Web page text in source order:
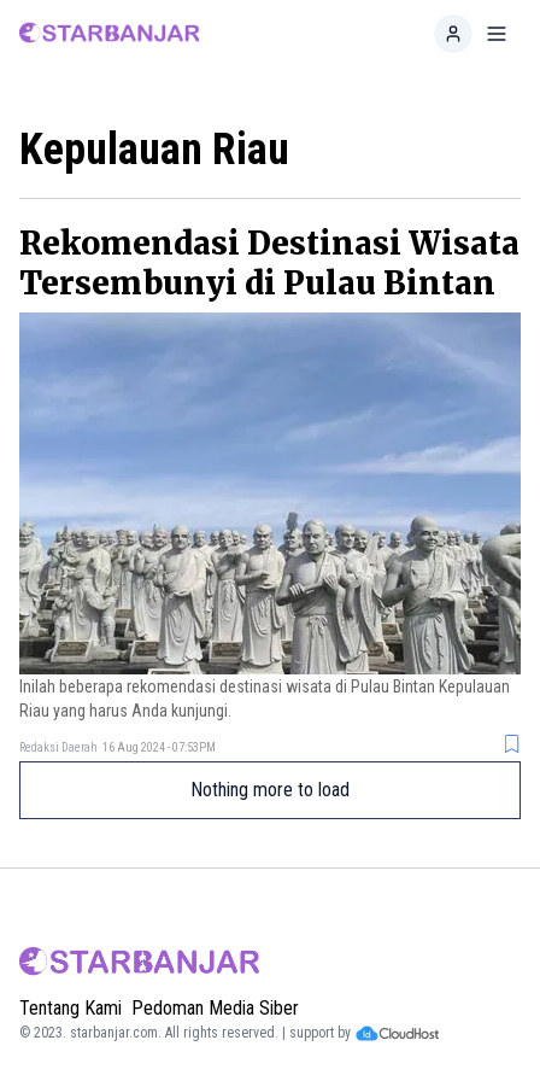
Home
Kepulauan Riau
Rekomendasi Destinasi Wisata
Tersembunyi di Pulau Bintan
Inilah beberapa rekomendasi destinasi wisata di Pulau Bintan Kepulauan
Riau yang harus Anda kunjungi.
Redaksi Daerah 16 Aug 2024 - 07:53PM
Nothing more to load
Tentang Kami Pedoman Media Siber
© 2023. starbanjar.com. All rights reserved. | support by